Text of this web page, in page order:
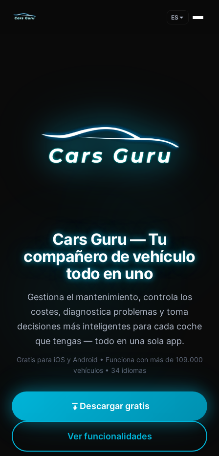
ES
Cars Guru — Tu
compañero de vehículo
todo en uno
Gestiona el mantenimiento, controla los
costes, diagnostica problemas y toma
decisiones más inteligentes para cada coche
que tengas — todo en una sola app.
Gratis para iOS y Android • Funciona con más de 109.000
vehículos • 34 idiomas
Descargar gratis
Ver funcionalidades